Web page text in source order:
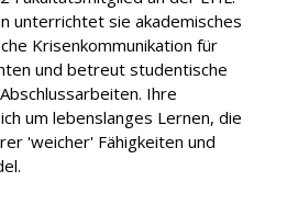
unterrichtet sie akademisches
Krisenkommunikation für
und betreut studentische
Ihre
um lebenslanges Lernen, die
'weicher' Fähigkeiten und